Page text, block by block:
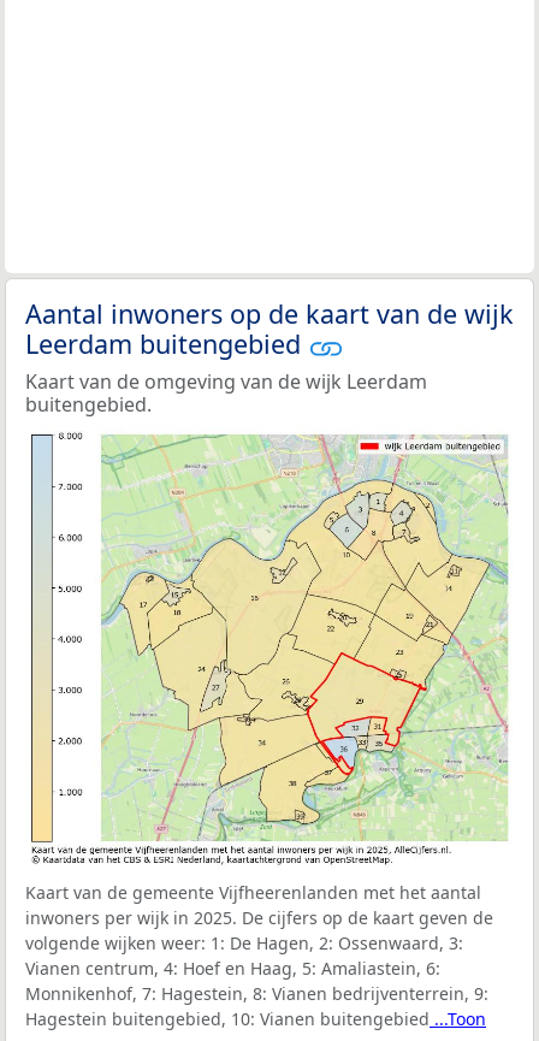
Aantal inwoners op de kaart van de wijk
Leerdam buitengebied
Kaart van de omgeving van de wijk Leerdam
buitengebied.
Kaart van de gemeente Vijfheerenlanden met het aantal
inwoners per wijk in 2025. De cijfers op de kaart geven de
volgende wijken weer: 1: De Hagen, 2: Ossenwaard, 3:
Vianen centrum, 4: Hoef en Haag, 5: Amaliastein, 6:
Monnikenhof, 7: Hagestein, 8: Vianen bedrijventerrein, 9:
Hagestein buitengebied, 10: Vianen buitengebied ...Toon